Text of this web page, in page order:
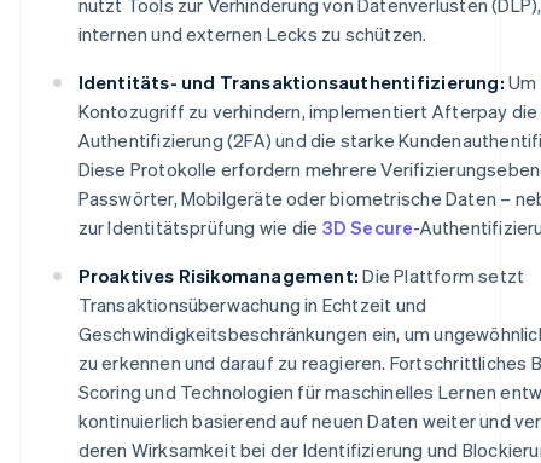
internen und externen Lecks zu schützen.
Identitäts- und Transaktionsauthentifizierung:
Kontozugriff zu verhindern, implementiert Afterpay
Authentifizierung (2FA) und die starke
Diese Protokolle erfordern mehrere
Passwörter, Mobilgeräte oder biometrische Daten –
zur Identitätsprüfung wie die 3D Secure-
Proaktives Risikomanagement: Die Plattform setzt
Transaktionsüberwachung in Echtzeit und
Geschwindigkeitsbeschränkungen ein, um
zu erkennen und darauf zu reagieren. Fortschrittliches
Scoring und Technologien für maschinelles Lernen
kontinuierlich basierend auf neuen Daten weiter und
deren Wirksamkeit bei der Identifizierung und